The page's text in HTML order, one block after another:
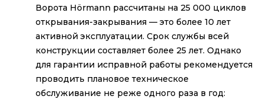
Ворота Hörmann рассчитаны на 25 000 циклов
открывания-закрывания — это более 10 лет
активной эксплуатации. Срок службы всей
конструкции составляет более 25 лет. Однако
для гарантии исправной работы рекомендуется
проводить плановое техническое
обслуживание не реже одного раза в год: